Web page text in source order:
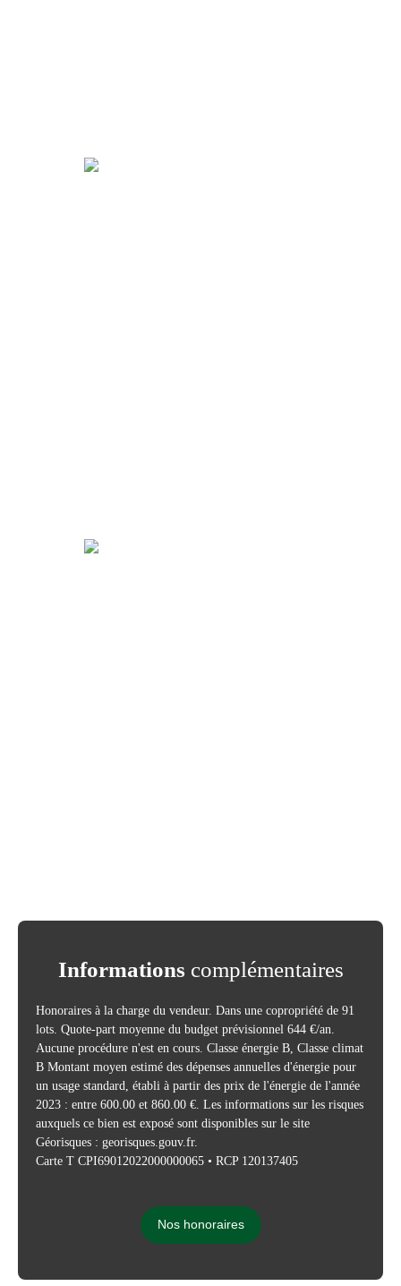
Informations complémentaires
Honoraires à la charge du vendeur. Dans une copropriété de 91
lots. Quote-part moyenne du budget prévisionnel 644 €/an.
Aucune procédure n'est en cours. Classe énergie B, Classe climat
B Montant moyen estimé des dépenses annuelles d'énergie pour
un usage standard, établi à partir des prix de l'énergie de l'année
2023 : entre 600.00 et 860.00 €. Les informations sur les risques
auxquels ce bien est exposé sont disponibles sur le site
Géorisques : georisques.gouv.fr.
Carte T CPI69012022000000065 • RCP 120137405
Nos honoraires